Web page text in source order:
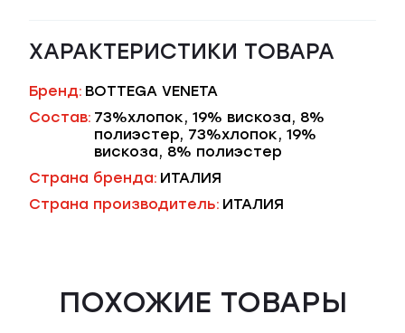
ХАРАКТЕРИСТИКИ ТОВАРА
Бренд: BOTTEGA VENETA
Состав: 73%хлопок, 19% вискоза, 8%
полиэстер, 73%хлопок, 19%
вискоза, 8% полиэстер
Страна бренда: ИТАЛИЯ
Страна производитель: ИТАЛИЯ
ПОХОЖИЕ ТОВАРЫ